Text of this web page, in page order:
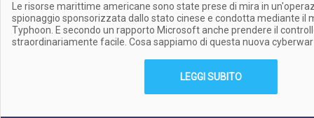
Le risorse marittime americane sono state prese di mira in
spionaggio sponsorizzata dallo stato cinese e condotta mediante il
Typhoon. E secondo un rapporto Microsoft anche prendere il
straordinariamente facile. Cosa sappiamo di questa nuova cyberwar
LEGGI SUBITO